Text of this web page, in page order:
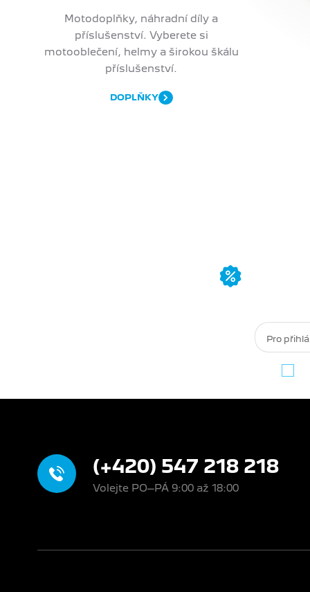
Motodoplňky, náhradní díly a
příslušenství. Vyberete si
motooblečení, helmy a širokou škálu
příslušenství.
DOPLŇKY
(+420) 547 218 218
Volejte PO–PÁ 9:00 až 18:00